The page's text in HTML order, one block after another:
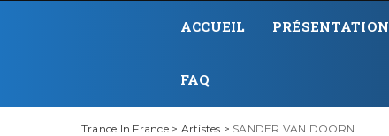
ACCUEIL PRÉSENTATION
FAQ
Trance In France> Artistes > SANDER VAN DOORN